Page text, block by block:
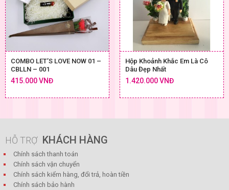
COMBO LET’S LOVE NOW 01 –
CBLLN – 001
415.000 VNĐ
Hộp Khoảnh Khắc Em Là Cô
Dâu Đẹp Nhất
1.420.000 VNĐ
HỖ TRỢ KHÁCH HÀNG
Chính sách thanh toán
Chính sách vận chuyển
Chính sách kiểm hàng, đổi trả, hoàn tiền
Chính sách bảo hành